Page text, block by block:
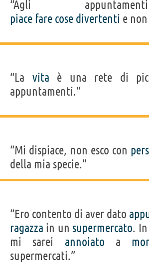
“Agli
piace fare cose divertenti e
“La vita è una rete di
appuntamenti.”
“Mi dispiace, non esco con
della mia specie.”
“Ero contento di aver dato
ragazza in un supermercato.
mi sarei annoiato a
supermercati.”